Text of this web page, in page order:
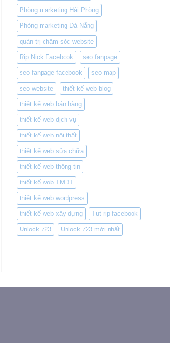
Phòng marketing Hải Phòng
Phòng marketing Đà Nẵng
quản trị chăm sóc website
Rip Nick Facebook seo fanpage
seo fanpage facebook seo map
seo website thiết kế web blog
thiết kế web bán hàng
thiết kế web dịch vụ
thiết kế web nội thất
thiết kế web sửa chữa
thiết kế web thông tin
thiết kế web TMĐT
thiết kế web wordpress
thiết kế web xây dựng Tut rip facebook
Unlock 723 Unlock 723 mới nhất